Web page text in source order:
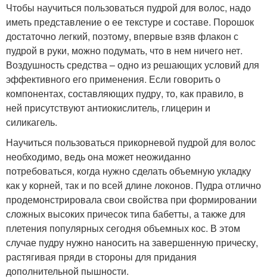
Чтобы научиться пользоваться пудрой для волос, надо
иметь представление о ее текстуре и составе. Порошок
достаточно легкий, поэтому, впервые взяв флакон с
пудрой в руки, можно подумать, что в нем ничего нет.
Воздушность средства – одно из решающих условий для
эффективного его применения. Если говорить о
компонентах, составляющих пудру, то, как правило, в
ней присутствуют антиокислитель, глицерин и
силикагель.
Научиться пользоваться прикорневой пудрой для волос
необходимо, ведь она может неожиданно
потребоваться, когда нужно сделать объемную укладку
как у корней, так и по всей длине локонов. Пудра отлично
продемонстрировала свои свойства при формировании
сложных высоких причесок типа бабетты, а также для
плетения популярных сегодня объемных кос. В этом
случае пудру нужно наносить на завершенную прическу,
растягивая пряди в стороны для придания
дополнительной пышности.